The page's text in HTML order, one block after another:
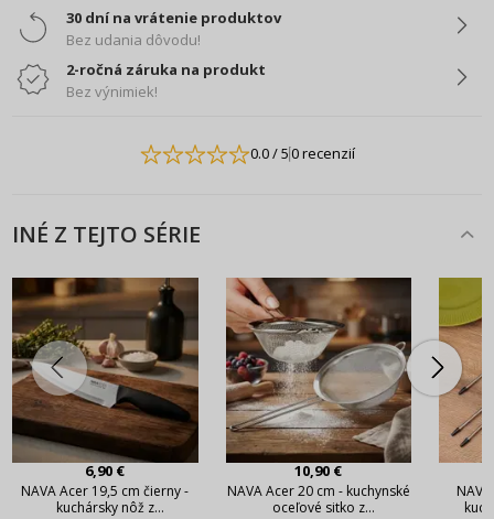
30 dní na vrátenie produktov
Bez udania dôvodu!
2-ročná záruka na produkt
Bez výnimiek!
0.0/ 50 recenzií
INÉ Z TEJTO SÉRIE
6,90 €
NAVA Acer 19,5 cm čierny -
kuchársky nôž z
10,90 €
NAVA Acer 20 cm - kuchynské
oceľové sitko z